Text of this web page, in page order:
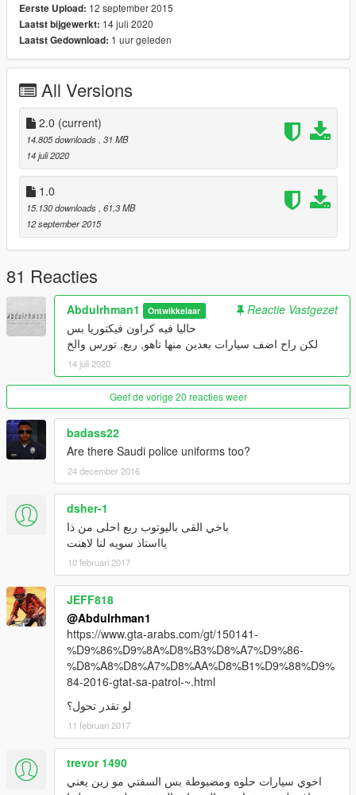
--------------------------------------------------------------------------------
-----------------------------------------
CVPI of Saudi Arabia.
Realistic mirrors
Dirt effect
ETC...
Changes in 2.0:
Redid everything
Recommended:
All credit goes to the original rightful owners.
Eerste Upload: 12 september 2015
Laatst bijgewerkt: 14 juli 2020
Laatst Gedownload: 1 uur geleden
All Versions
2.0 (current)
14.805 downloads , 31 MB
14 juli 2020
1.0
15.130 downloads , 61,3 MB
12 september 2015
81 Reacties
Abdulrhman1 Ontwikkelaar
Reactie Vastgezet
حاليا فيه كراون فيكتوريا بس
لكن راح اضف سيارات بعدين منها تاهو, ربع, تورس والخ
14 juli 2020
Geef de vorige 20 reacties weer
badass22
Are there Saudi police uniforms too?
24 december 2016
dsher-1
باخي القى باليوتوب ربع احلى من ذا
يااستاذ سويه لنا لاهنت
10 februari 2017
JEFF818
@Abdulrhman1
https://www.gta-arabs.com/gt/150141-
%D9%86%D9%8A%D8%B3%D8%A7%D9%86-
%D8%A8%D8%A7%D8%AA%D8%B1%D9%88%D9%
84-2016-gtat-sa-patrol-~.html
لو تقدر تحول؟
11 februari 2017
trevor 1490
اخوي سيارات حلوه ومضبوطة بس السفتي مو زين يعني